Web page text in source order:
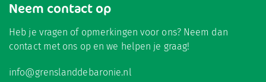
Neem contact op
Heb je vragen of opmerkingen voor ons? Neem dan
contact met ons op en we helpen je graag!
info@grenslanddebaronie.nl